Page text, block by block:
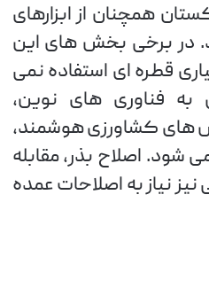
همچنان از ابزارهای
در برخی بخش های این
قطره ای استفاده نمی
فناوری های نوین،
های کشاورزی هوشمند،
شود. اصلاح بذر، مقابله
نیاز به اصلاحات عمده